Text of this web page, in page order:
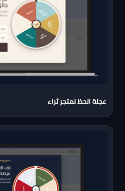
عجلة الحظ لمتجر ثراء